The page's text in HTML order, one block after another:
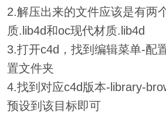
2.解压出来的文件应该是有两
质.lib4d和oc现代材质.lib4d
3.打开c4d，找到编辑菜单-配
置文件夹
4.找到对应c4d版本-library-
预设到该目标即可